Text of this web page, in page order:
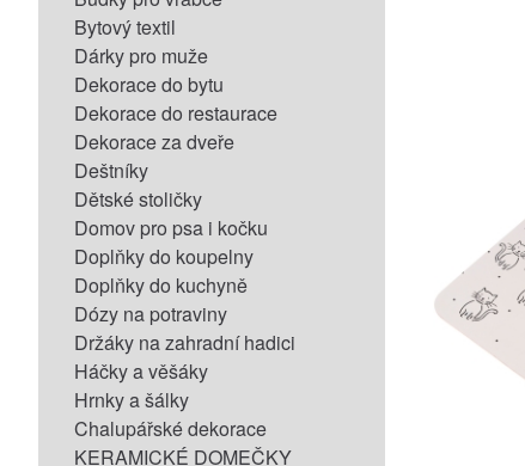
Bytový textil
Dárky pro muže
Dekorace do bytu
Dekorace do restaurace
Dekorace za dveře
Deštníky
Dětské stoličky
Domov pro psa i kočku
Doplňky do koupelny
Doplňky do kuchyně
Dózy na potraviny
Držáky na zahradní hadici
Háčky a věšáky
Hrnky a šálky
Chalupářské dekorace
KERAMICKÉ DOMEČKY